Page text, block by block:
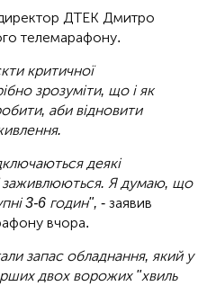
ДТЕК Дмитро
телемарафону.
критичної
зрозуміти, що і як
аби відновити
деякі
заживлюються. Я думаю, що
3-6 годин", - заявив
вчора.
запас обладнання, який у
двох ворожих "хвиль